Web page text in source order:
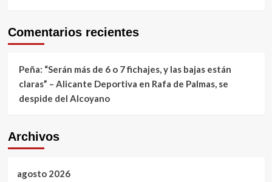
Comentarios recientes
Peña: “Serán más de 6 o 7 fichajes, y las bajas están
claras” – Alicante Deportiva en Rafa de Palmas, se
despide del Alcoyano
Archivos
agosto 2026